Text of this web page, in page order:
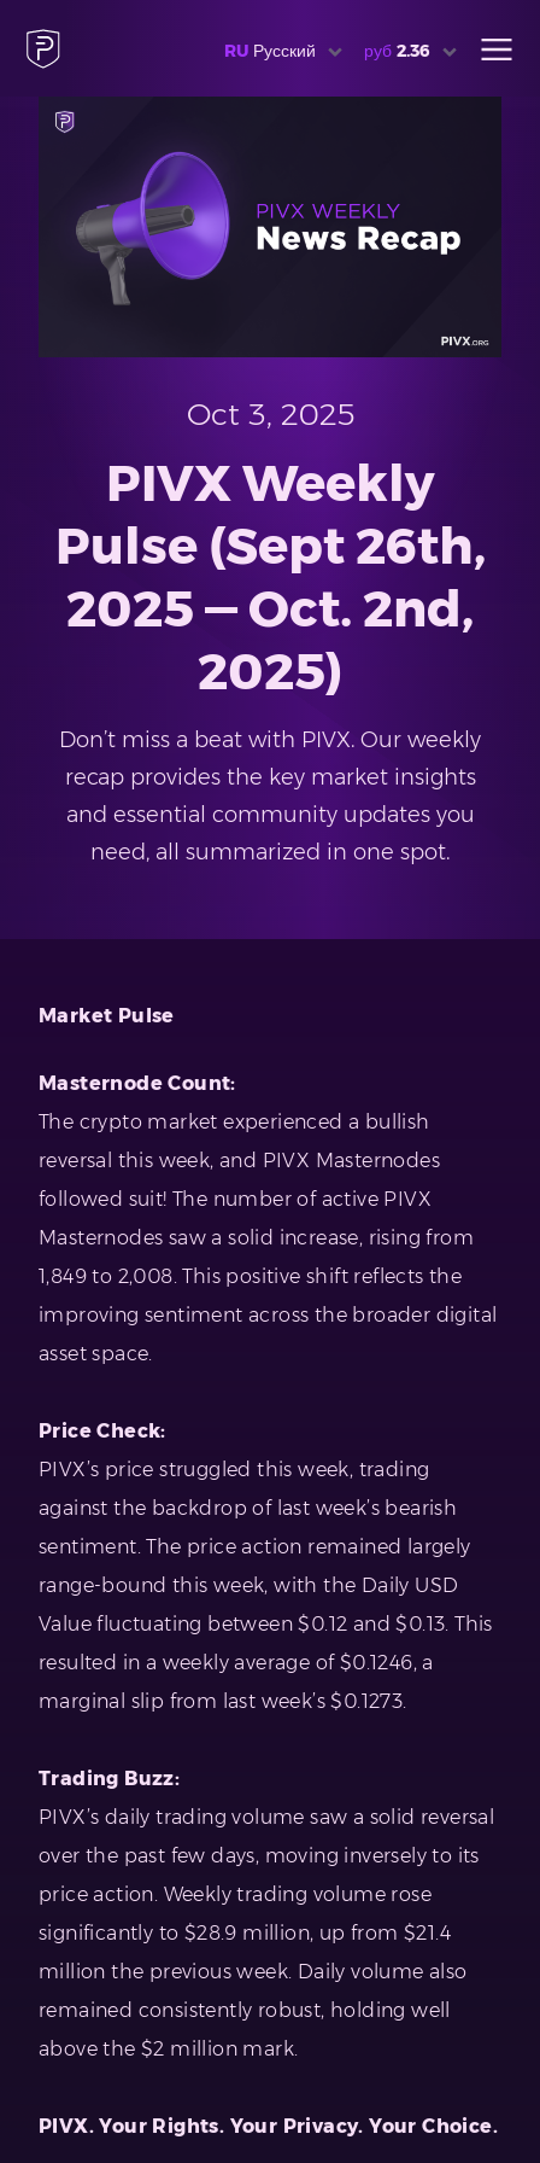
RU Русский руб 2.36
Oct 3, 2025
PIVX Weekly
Pulse (Sept 26th,
2025 — Oct. 2nd,
2025)
Don’t miss a beat with PIVX. Our weekly
recap provides the key market insights
and essential community updates you
need, all summarized in one spot.
Market Pulse
Masternode Count:
The crypto market experienced a bullish
reversal this week, and PIVX Masternodes
followed suit! The number of active PIVX
Masternodes saw a solid increase, rising from
1,849 to 2,008. This positive shift reflects the
improving sentiment across the broader digital
asset space.
Price Check:
PIVX’s price struggled this week, trading
against the backdrop of last week’s bearish
sentiment. The price action remained largely
range-bound this week, with the Daily USD
Value fluctuating between $0.12 and $0.13. This
resulted in a weekly average of $0.1246, a
marginal slip from last week’s $0.1273.
Trading Buzz:
PIVX’s daily trading volume saw a solid reversal
over the past few days, moving inversely to its
price action. Weekly trading volume rose
significantly to $28.9 million, up from $21.4
million the previous week. Daily volume also
remained consistently robust, holding well
above the $2 million mark.
PIVX. Your Rights. Your Privacy. Your Choice.